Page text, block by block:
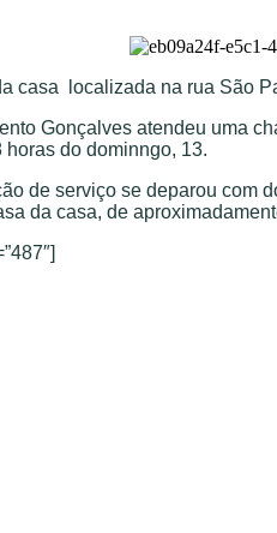
casa localizada na rua São
Gonçalves atendeu uma
do dominngo, 13.
de serviço se deparou com
da casa, de